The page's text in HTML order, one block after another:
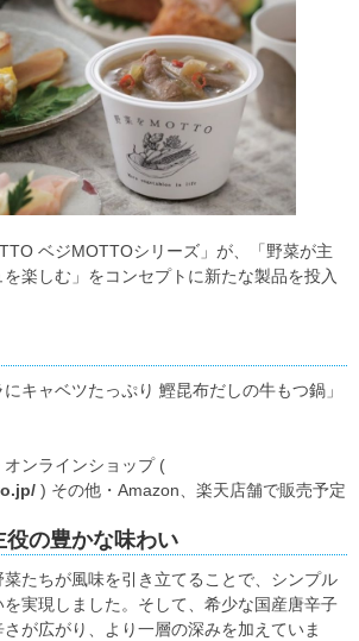
ベジMOTTOシリーズ」が、「野菜が主
楽しむ」をコンセプトに新たな製品を投入
キャベツたっぷり 鰹昆布だしの牛もつ鍋」
ンラインショップ (
) その他・Amazon、楽天店舗で販売予定
の豊かな味わい
たちが風味を引き立てることで、シンプル
実現しました。そして、希少な国産唐辛子
が広がり、より一層の深みを加えていま